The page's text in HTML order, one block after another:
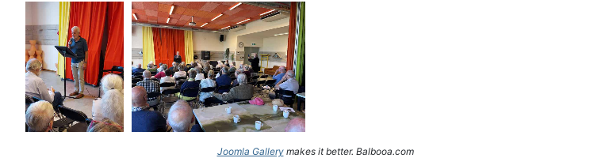
Joomla Gallerymakes it better. Balbooa.com